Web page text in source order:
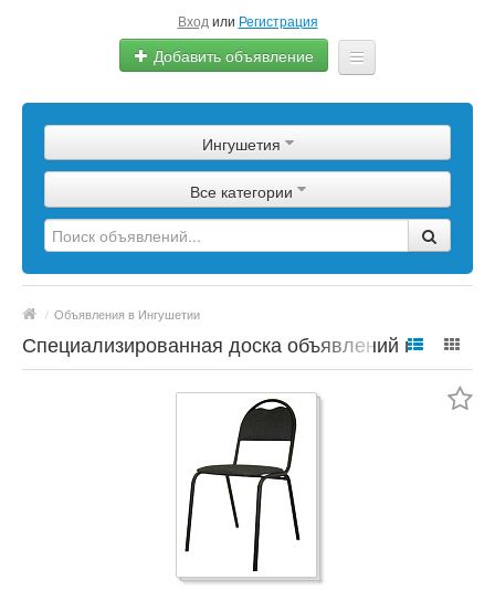
Вход или Регистрация
Добавить объявление
Сырье
Изделия
Оборудование
Еще
Ингушетия
Все категории
/ Объявления в Ингушетии
Специализированная доска объявлений по